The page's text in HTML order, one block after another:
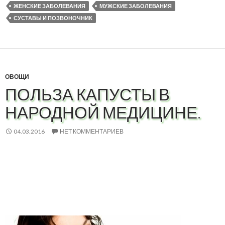
ЖЕНСКИЕ ЗАБОЛЕВАНИЯ
МУЖСКИЕ ЗАБОЛЕВАНИЯ
СУСТАВЫ И ПОЗВОНОЧНИК
ОВОЩИ
ПОЛЬЗА КАПУСТЫ В
НАРОДНОЙ МЕДИЦИНЕ.
04.03.2016 НЕТ КОММЕНТАРИЕВ